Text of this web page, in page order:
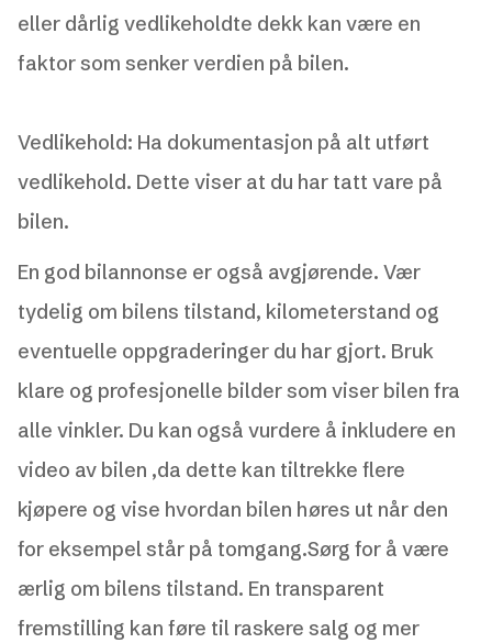
eller dårlig vedlikeholdte dekk kan være en
faktor som senker verdien på bilen.
Vedlikehold: Ha dokumentasjon på alt utført
vedlikehold. Dette viser at du har tatt vare på
bilen.
En god bilannonse er også avgjørende. Vær
tydelig om bilens tilstand, kilometerstand og
eventuelle oppgraderinger du har gjort. Bruk
klare og profesjonelle bilder som viser bilen fra
alle vinkler. Du kan også vurdere å inkludere en
video av bilen ,da dette kan tiltrekke flere
kjøpere og vise hvordan bilen høres ut når den
for eksempel står på tomgang.Sørg for å være
ærlig om bilens tilstand. En transparent
fremstilling kan føre til raskere salg og mer